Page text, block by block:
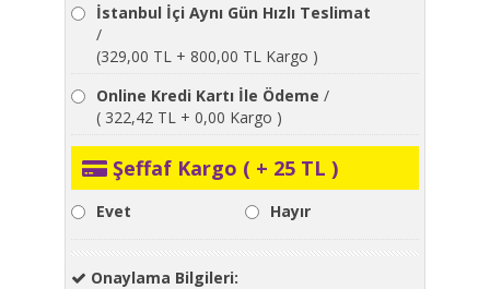
İstanbul İçi Aynı Gün Hızlı Teslimat
/
(329,00 TL + 800,00 TL Kargo )
Online Kredi Kartı İle Ödeme /
( 322,42 TL + 0,00 Kargo )
Şeffaf Kargo ( + 25 TL )
Evet Hayır
Onaylama Bilgileri: